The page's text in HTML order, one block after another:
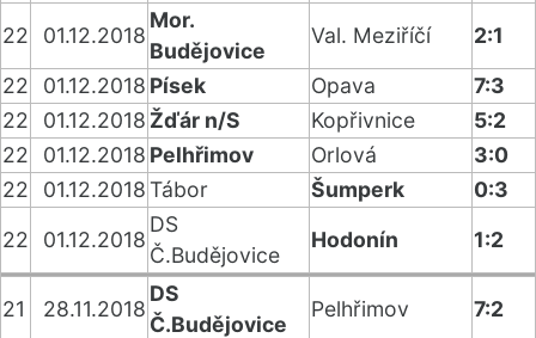
22
01.12.2018
Mor.
Budějovice
Val. Meziříčí
2:1
22
01.12.2018 Písek Opava
7:3
22
01.12.2018 Žďár n/S Kopřivnice
5:2
22
01.12.2018 Pelhřimov Orlová
3:0
22
01.12.2018Tábor Šumperk
0:3
22
01.12.2018
DS
Č.Budějovice
Hodonín 1:2
21 28.11.2018
DS
Č.Budějovice
Pelhřimov
7:2